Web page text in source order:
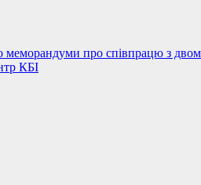
про співпрацю з
КБІ